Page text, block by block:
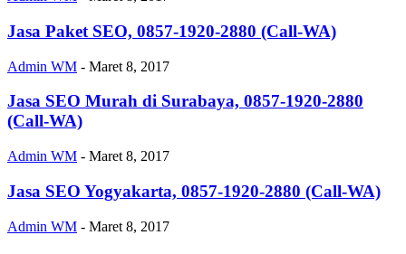
Jasa Paket SEO, 0857-1920-2880 (Call-WA)
Admin WM - Maret 8, 2017
Jasa SEO Murah di Surabaya, 0857-1920-2880
(Call-WA)
Admin WM - Maret 8, 2017
Jasa SEO Yogyakarta, 0857-1920-2880 (Call-WA)
Admin WM - Maret 8, 2017